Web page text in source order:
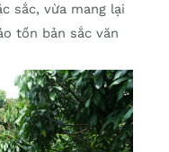
sắc, vừa mang lại
tồn bản sắc văn